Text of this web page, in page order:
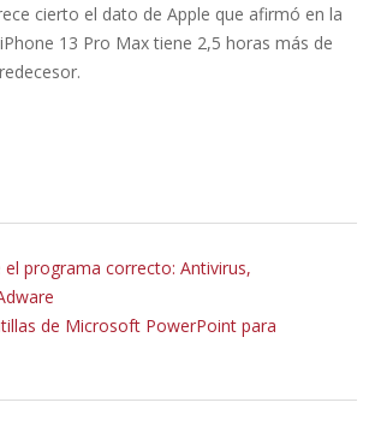
cierto el dato de Apple que afirmó en la
13 Pro Max tiene 2,5 horas más de
el programa correcto: Antivirus,
de Microsoft PowerPoint para